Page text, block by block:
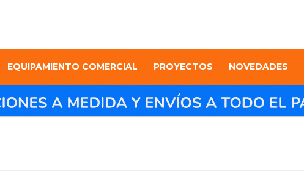
EQUIPAMIENTO COMERCIAL PROYECTOS NOVEDADES